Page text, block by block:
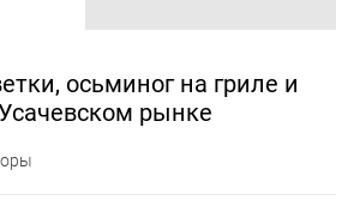
осьминог на гриле и
рынке